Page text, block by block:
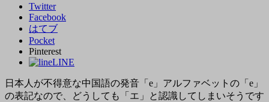
Twitter
Facebook
はてブ
Pocket
Pinterest
LINE
日本人が不得意な中国語の発音「e」アルファベットの「e」
の表記なので、どうしても「エ」と認識してしまいそうです